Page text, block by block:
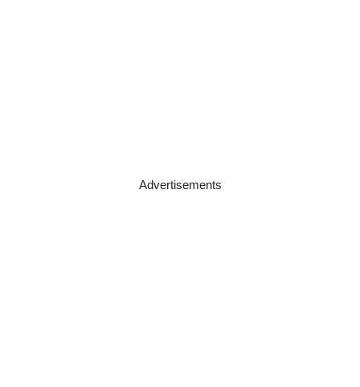
Advertisements